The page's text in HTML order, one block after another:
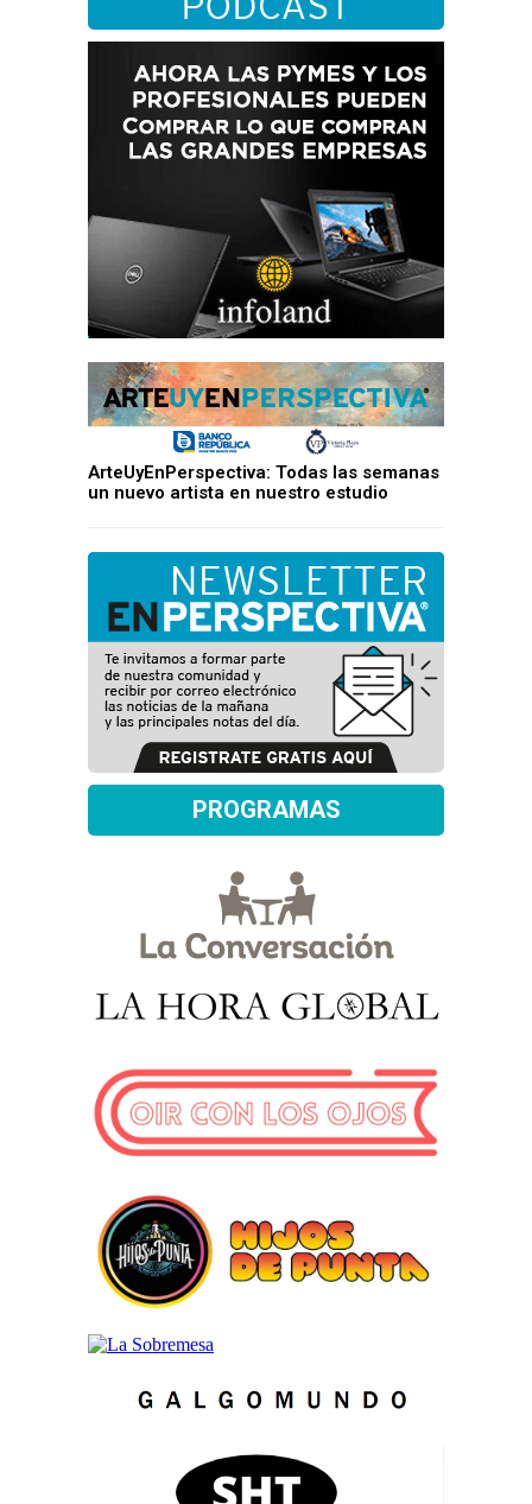
ArteUyEnPerspectiva: Todas las semanas
un nuevo artista en nuestro estudio
PROGRAMAS